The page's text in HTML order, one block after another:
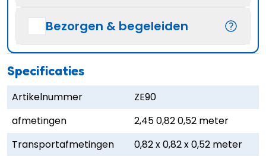
Bezorgen & begeleiden
Specificaties
Artikelnummer
ZE90
afmetingen
2,45 0,82 0,52 meter
Transportafmetingen
0,82 x 0,82 x 0,52 meter